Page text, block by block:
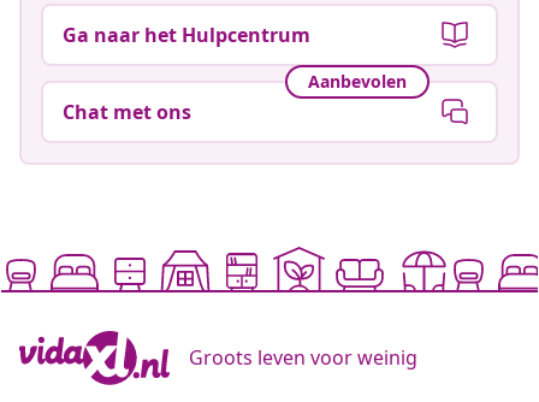
Ga naar het Hulpcentrum
Aanbevolen
Chat met ons
Groots leven voor weinig